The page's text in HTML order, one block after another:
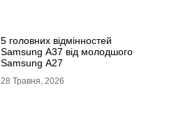
5 головних відмінностей
Samsung A37 від молодшого
Samsung A27
28 Травня, 2026